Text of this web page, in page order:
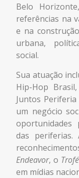
Belo
referências na
e na
urbana,
social.
Sua atuação
Hip-Hop
Juntos
um negócio
oportunidades
das periferias.
Endeavor, o
em mídias